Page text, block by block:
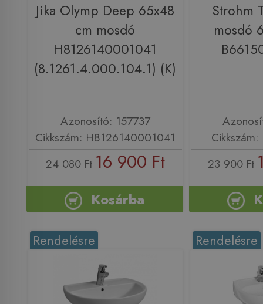
Jika Olymp Deep 65x48
cm mosdó
H8126140001041
(8.1261.4.000.104.1) (K)
Azonosító: 157737
Cikkszám: H8126140001041
24 080 Ft 16 900 Ft
Kosárba
Strohm
mosdó
23 900 Ft
Rendelésre Rendelésre